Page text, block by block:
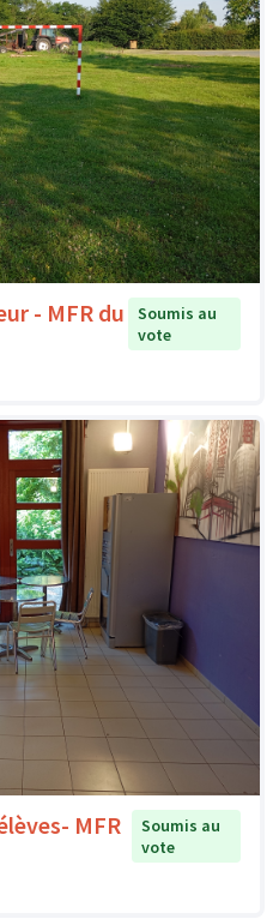
- MFR du
Soumis au
vote
MFR
Soumis au
vote